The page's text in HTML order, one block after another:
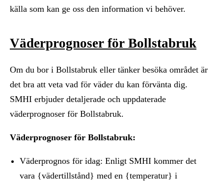
källa som kan ge oss den information vi behöver.
Väderprognoser för Bollstabruk
Om du bor i Bollstabruk eller tänker besöka området är
det bra att veta vad för väder du kan förvänta dig.
SMHI erbjuder detaljerade och uppdaterade
väderprognoser för Bollstabruk.
Väderprognoser för Bollstabruk:
Väderprognos för idag: Enligt SMHI kommer det
vara {vädertillstånd} med en {temperatur} i